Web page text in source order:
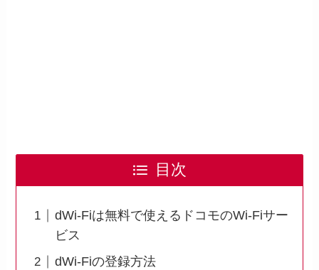
目次
dWi-Fiは無料で使えるドコモのWi-Fiサー
ビス
dWi-Fiの登録方法